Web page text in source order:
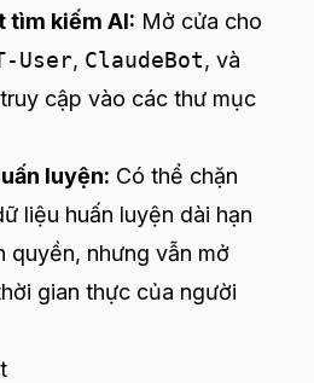
tìm kiếm AI: Mở cửa cho
User, ClaudeBot, và
truy cập vào các thư mục
luyện: Có thể chặn
liệu huấn luyện dài hạn
quyền, nhưng vẫn mở
gian thực của người